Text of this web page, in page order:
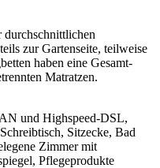
zur Gartenseite, teilweise
haben eine Gesamt-
Matratzen.
und Highspeed-DSL,
Sitzecke, Bad
Zimmer mit
Pflegeprodukte